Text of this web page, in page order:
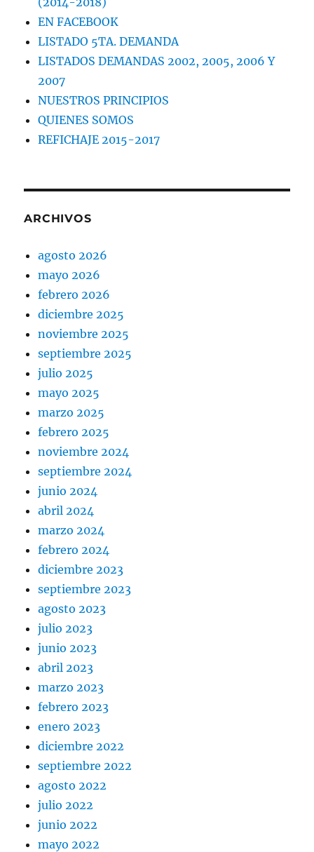
EN FACEBOOK
LISTADO 5TA. DEMANDA
LISTADOS DEMANDAS 2002, 2005, 2006 Y
2007
NUESTROS PRINCIPIOS
QUIENES SOMOS
REFICHAJE 2015-2017
ARCHIVOS
agosto 2026
mayo 2026
febrero 2026
diciembre 2025
noviembre 2025
septiembre 2025
julio 2025
mayo 2025
marzo 2025
febrero 2025
noviembre 2024
septiembre 2024
junio 2024
abril 2024
marzo 2024
febrero 2024
diciembre 2023
septiembre 2023
agosto 2023
julio 2023
junio 2023
abril 2023
marzo 2023
febrero 2023
enero 2023
diciembre 2022
septiembre 2022
agosto 2022
julio 2022
junio 2022
mayo 2022